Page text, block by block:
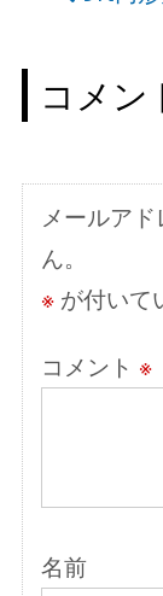
ゲ
ー
ョ
ン
コメン
メールア
ん。
※が付いて
コメント ※
名前